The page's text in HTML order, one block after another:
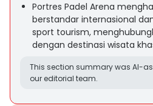
Portres Padel Arena
berstandar internasional
sport tourism,
dengan destinasi wisata
This section summary was AI-
our editorial team.